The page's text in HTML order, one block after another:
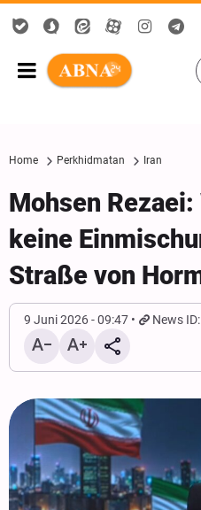
Home Perkhidmatan Iran
Mohsen
keine
Straße von
9 Juni 2026 - 09:47 News